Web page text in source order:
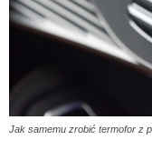
Jak samemu zrobić termofor z